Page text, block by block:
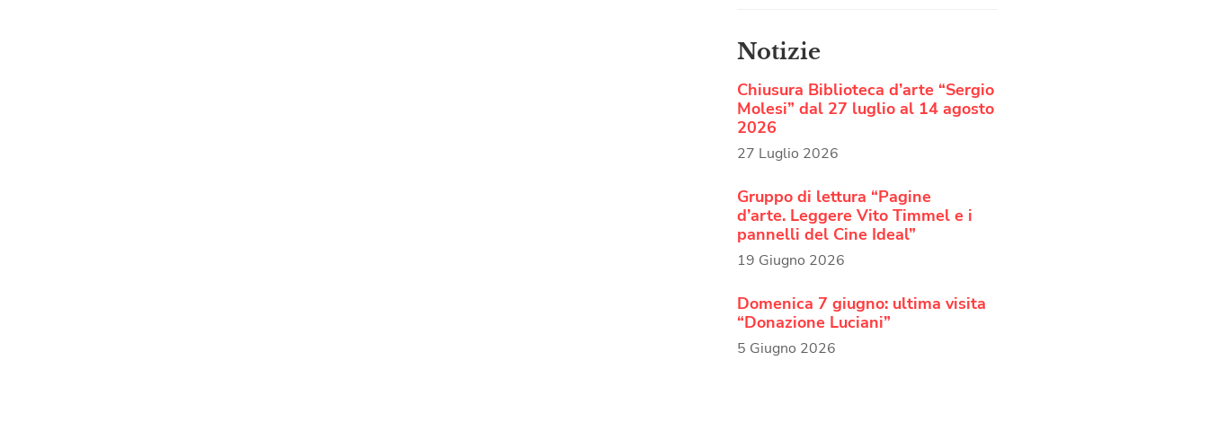
Notizie
Chiusura Biblioteca d’arte “Sergio
Molesi” dal 27 luglio al 14 agosto
2026
27 Luglio 2026
Gruppo di lettura “Pagine
d’arte. Leggere Vito Timmel e i
pannelli del Cine Ideal”
19 Giugno 2026
Domenica 7 giugno: ultima visita
“Donazione Luciani”
5 Giugno 2026